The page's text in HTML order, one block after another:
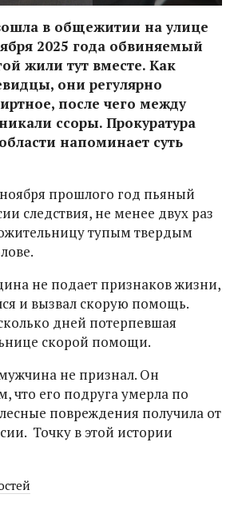
в общежитии на улице
2025 года обвиняемый
жили тут вместе. Как
они регулярно
после чего между
ссоры. Прокуратура
напоминает суть
прошлого год пьяный
следствия, не менее двух раз
тупым твердым
не подает признаков жизни,
и вызвал скорую помощь.
дней потерпевшая
скорой помощи.
не признал. Он
что его подруга умерла по
повреждения получила от
Точку в этой истории